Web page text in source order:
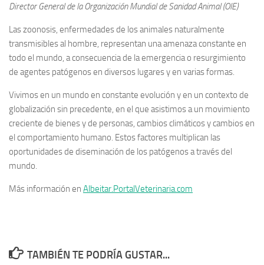
Director General de la Organización Mundial de Sanidad Animal (OIE)
Las zoonosis, enfermedades de los animales naturalmente
transmisibles al hombre, representan una amenaza constante en
todo el mundo, a consecuencia de la emergencia o resurgimiento
de agentes patógenos en diversos lugares y en varias formas.
Vivimos en un mundo en constante evolución y en un contexto de
globalización sin precedente, en el que asistimos a un movimiento
creciente de bienes y de personas, cambios climáticos y cambios en
el comportamiento humano. Estos factores multiplican las
oportunidades de diseminación de los patógenos a través del
mundo.
Más información en Albeitar.PortalVeterinaria.com
TAMBIÉN TE PODRÍA GUSTAR...